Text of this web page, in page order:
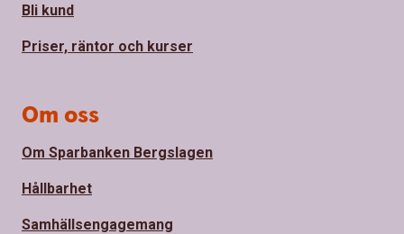
Bli kund
Priser, räntor och kurser
Om oss
Om Sparbanken Bergslagen
Hållbarhet
Samhällsengagemang